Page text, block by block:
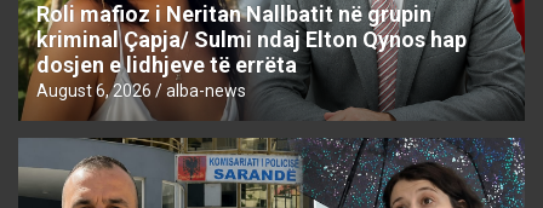
Roli mafioz i Neritan Nallbatit në grupin
kriminal Çapja/ Sulmi ndaj Elton Qynos hap
dosjen e lidhjeve të errëta
August 6, 2026 alba-news